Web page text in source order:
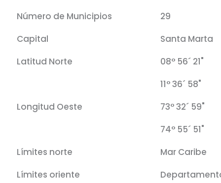
Número de Municipios
29
Capital
Santa Marta
Latitud Norte
08° 56´ 21"
11° 36´ 58"
Longitud Oeste
73° 32´ 59"
74° 55´ 51"
Límites norte
Mar Caribe
Límites oriente